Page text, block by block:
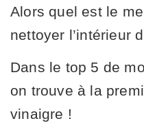
Alors quel est le
nettoyer l’intérieur
Dans le top 5 de
on trouve à la
vinaigre !